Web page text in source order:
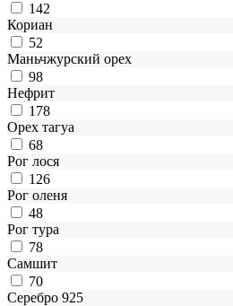
142
Кориан
52
Маньчжурский орех
98
Нефрит
178
Орех тагуа
68
Рог лося
126
Рог оленя
48
Рог тура
78
Самшит
70
Серебро 925